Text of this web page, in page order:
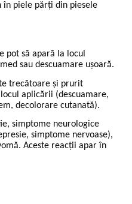
în piele părți din piesele
pot să apară la locul
sau descuamare ușoară.
trecătoare și prurit
aplicării (descuamare,
decolorare cutanată).
simptome neurologice
simptome nervoase),
Aceste reacții apar în